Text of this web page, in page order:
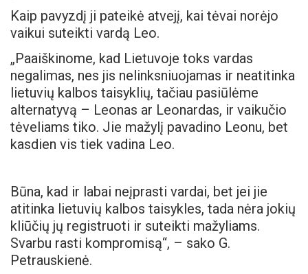
Kaip pavyzdį ji pateikė atvejį, kai tėvai norėjo
vaikui suteikti vardą Leo.
„Paaiškinome, kad Lietuvoje toks vardas
negalimas, nes jis nelinksniuojamas ir neatitinka
lietuvių kalbos taisyklių, tačiau pasiūlėme
alternatyvą – Leonas ar Leonardas, ir vaikučio
tėveliams tiko. Jie mažylį pavadino Leonu, bet
kasdien vis tiek vadina Leo.
Būna, kad ir labai neįprasti vardai, bet jei jie
atitinka lietuvių kalbos taisykles, tada nėra jokių
kliūčių jų registruoti ir suteikti mažyliams.
Svarbu rasti kompromisą“, – sako G.
Petrauskienė.